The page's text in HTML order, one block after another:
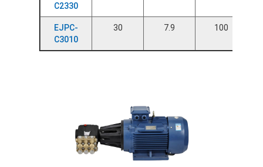
C2330
EJPC-
C3010
30 7.9 100